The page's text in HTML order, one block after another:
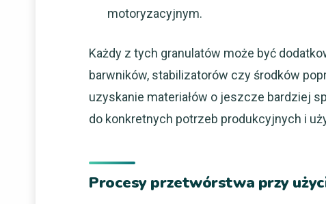
motoryzacyjnym.
Każdy z tych granulatów może być
barwników, stabilizatorów czy środków
uzyskanie materiałów o jeszcze bardziej
do konkretnych potrzeb produkcyjnych i
Procesy przetwórstwa przy